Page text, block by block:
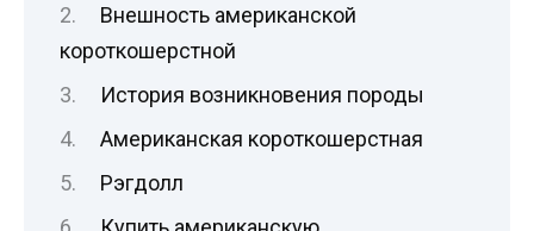
Внешность американской
короткошерстной
История возникновения породы
Американская короткошерстная
Рэгдолл